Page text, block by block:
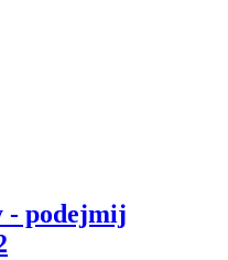
- podejmij